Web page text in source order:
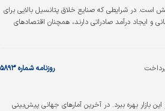
در شرایطی که صنایع خلاق پتانسیل بالایی برای
و ایجاد درآمد صادراتی دارند، همچنان اقتصادهای
روزنامه شماره ۵۸۹۳
بازار بهره ببرد. در آخرین آمارهای جهانی پیش‌بینی